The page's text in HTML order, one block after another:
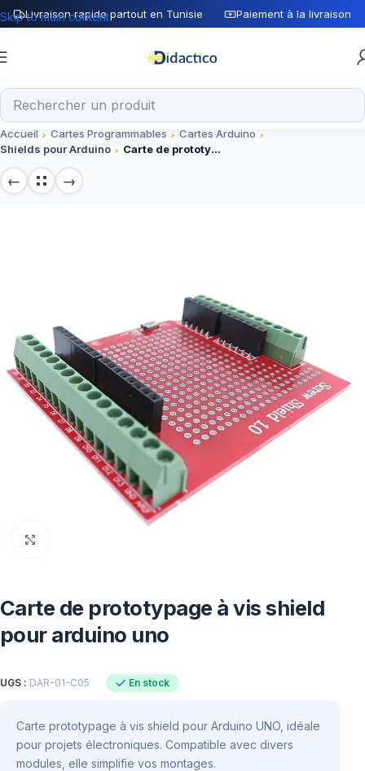
Livraison rapide partout en Tunisie Paiement à la livraison
Skip to main content
Accueil Cartes Programmables
Cartes Arduino
Shields pour Arduino
Carte de prototypage à vis shield pour arduino uno
Carte de prototypage à vis shield
pour arduino uno
UGS : DAR-01-C05 En stock
Carte prototypage à vis shield pour Arduino UNO, idéale
pour projets électroniques. Compatible avec divers
modules, elle simplifie vos montages.